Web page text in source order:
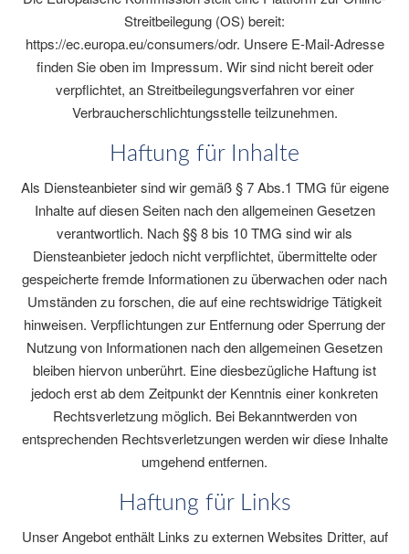
Streitbeilegung (OS) bereit:
https://ec.europa.eu/consumers/odr. Unsere E-Mail-Adresse
finden Sie oben im Impressum. Wir sind nicht bereit oder
verpflichtet, an Streitbeilegungsverfahren vor einer
Verbraucherschlichtungsstelle teilzunehmen.
Haftung für Inhalte
Als Diensteanbieter sind wir gemäß § 7 Abs.1 TMG für eigene
Inhalte auf diesen Seiten nach den allgemeinen Gesetzen
verantwortlich. Nach §§ 8 bis 10 TMG sind wir als
Diensteanbieter jedoch nicht verpflichtet, übermittelte oder
gespeicherte fremde Informationen zu überwachen oder nach
Umständen zu forschen, die auf eine rechtswidrige Tätigkeit
hinweisen. Verpflichtungen zur Entfernung oder Sperrung der
Nutzung von Informationen nach den allgemeinen Gesetzen
bleiben hiervon unberührt. Eine diesbezügliche Haftung ist
jedoch erst ab dem Zeitpunkt der Kenntnis einer konkreten
Rechtsverletzung möglich. Bei Bekanntwerden von
entsprechenden Rechtsverletzungen werden wir diese Inhalte
umgehend entfernen.
Haftung für Links
Unser Angebot enthält Links zu externen Websites Dritter, auf